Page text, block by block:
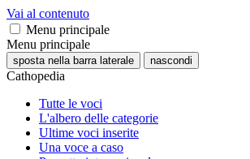
Vai al contenuto
Menu principale
Menu principale
sposta nella barra laterale nascondi
Cathopedia
Tutte le voci
L'albero delle categorie
Ultime voci inserite
Una voce a caso